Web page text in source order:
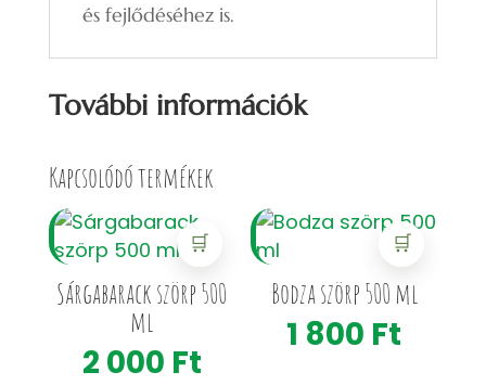
és fejlődéséhez is.
További információk
Kapcsolódó termékek
🛒
Sárgabarack szörp 500
ml
2 000 Ft
🛒
Bodza szörp 500 ml
1 800 Ft